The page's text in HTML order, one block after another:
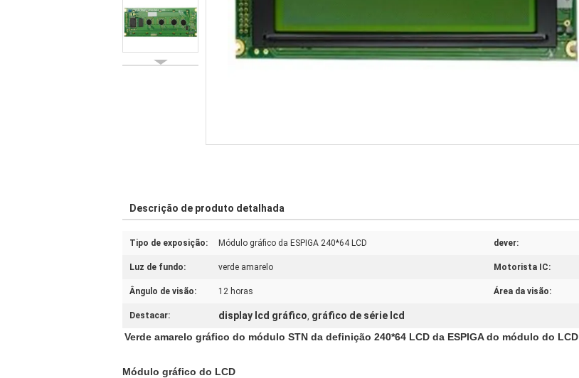
Descrição de produto detalhada
Tipo de exposição: Módulo gráfico da ESPIGA 240*64 LCD dever:
Luz de fundo: verde amarelo Motorista IC:
Ângulo de visão: 12 horas Área da visão:
Destacar: display lcd gráfico, gráfico de série lcd
Verde amarelo gráfico do módulo STN da definição 240*64 LCD da ESPIGA do módulo do LCD
Módulo gráfico do LCD